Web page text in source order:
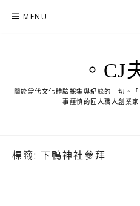
MENU
。CJ
關於當代文化體驗採集與紀錄的一切。
事謹慎的匠人職人創業家
標籤: 下鴨神社參拜